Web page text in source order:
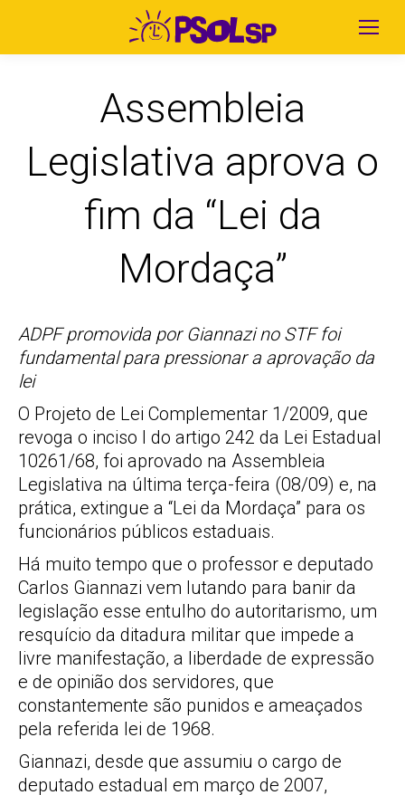
Assembleia
Legislativa aprova o
fim da “Lei da
Mordaça”
ADPF promovida por Giannazi no STF foi
fundamental para pressionar a aprovação da
lei
O Projeto de Lei Complementar 1/2009, que
revoga o inciso I do artigo 242 da Lei Estadual
10261/68, foi aprovado na Assembleia
Legislativa na última terça-feira (08/09) e, na
prática, extingue a “Lei da Mordaça” para os
funcionários públicos estaduais.
Há muito tempo que o professor e deputado
Carlos Giannazi vem lutando para banir da
legislação esse entulho do autoritarismo, um
resquício da ditadura militar que impede a
livre manifestação, a liberdade de expressão
e de opinião dos servidores, que
constantemente são punidos e ameaçados
pela referida lei de 1968.
Giannazi, desde que assumiu o cargo de
deputado estadual em março de 2007,